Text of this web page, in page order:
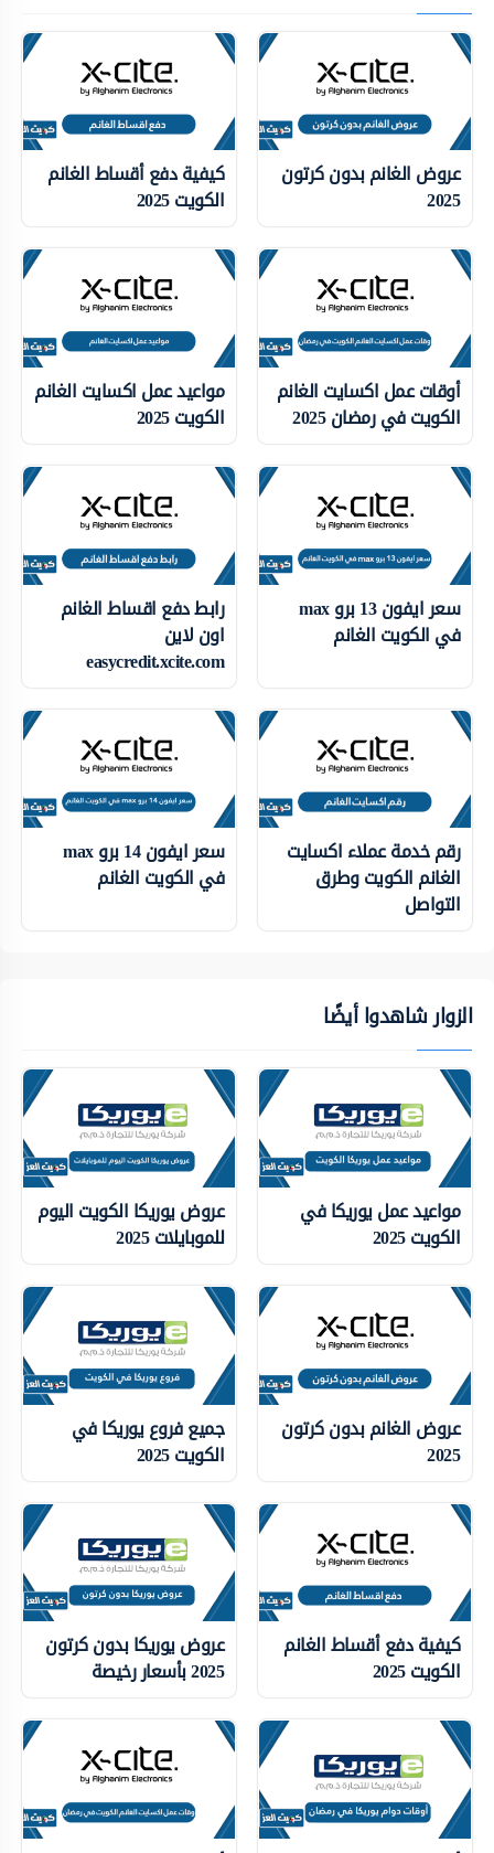
عروض الغانم بدون كرتون
2025
كيفية دفع أقساط الغانم
الكويت 2025
أوقات عمل اكسايت الغانم
الكويت في رمضان 2025
مواعيد عمل اكسايت الغانم
الكويت 2025
سعر ايفون 13 برو max
في الكويت الغانم
رابط دفع اقساط الغانم
اون لاين
easycredit.xcite.com
رقم خدمة عملاء اكسايت
الغانم الكويت وطرق
التواصل
سعر ايفون 14 برو max
في الكويت الغانم
الزوار شاهدوا أيضًا
مواعيد عمل يوريكا في
الكويت 2025
عروض يوريكا الكويت اليوم
للموبايلات 2025
عروض الغانم بدون كرتون
2025
جميع فروع يوريكا في
الكويت 2025
كيفية دفع أقساط الغانم
الكويت 2025
عروض يوريكا بدون كرتون
2025 بأسعار رخيصة